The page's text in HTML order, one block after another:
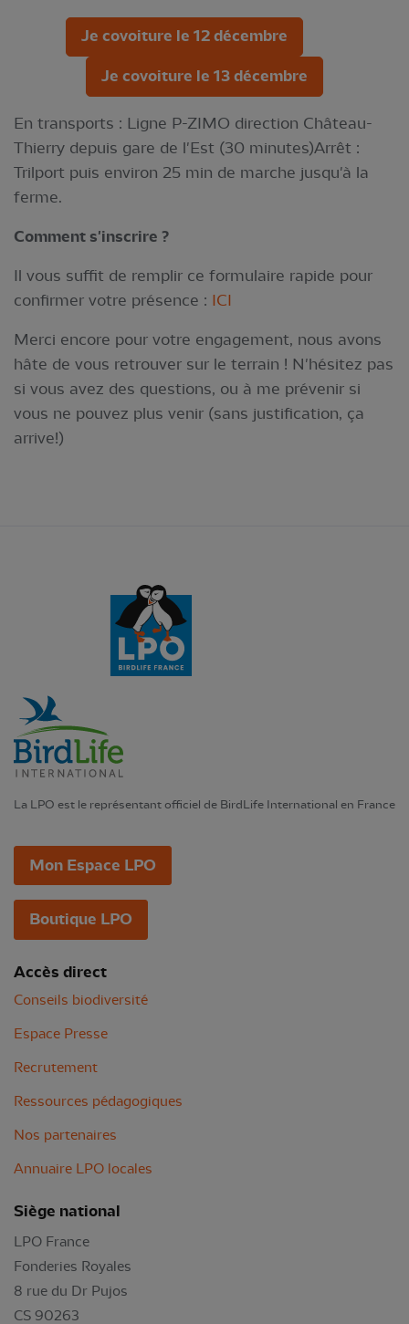
Je covoiture le 12 décembre
Je covoiture le 13 décembre
En transports : Ligne P-ZIMO direction Château-
Thierry depuis gare de l'Est (30 minutes)Arrêt :
Trilport puis environ 25 min de marche jusqu'à la
ferme.
Comment s'inscrire ?
Il vous suffit de remplir ce formulaire rapide pour
confirmer votre présence : ICI
Merci encore pour votre engagement, nous avons
hâte de vous retrouver sur le terrain ! N'hésitez pas
si vous avez des questions, ou à me prévenir si
vous ne pouvez plus venir (sans justification, ça
arrive!)
La LPO est le représentant officiel de BirdLife International en France
Mon Espace LPO
Boutique LPO
Accès direct
Conseils biodiversité
Espace Presse
Recrutement
Ressources pédagogiques
Nos partenaires
Annuaire LPO locales
Siège national
LPO France
Fonderies Royales
8 rue du Dr Pujos
CS 90263